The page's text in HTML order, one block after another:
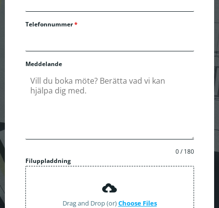
Telefonnummer*
Meddelande
0 / 180
Filuppladdning
Drag and Drop (or)Choose Files